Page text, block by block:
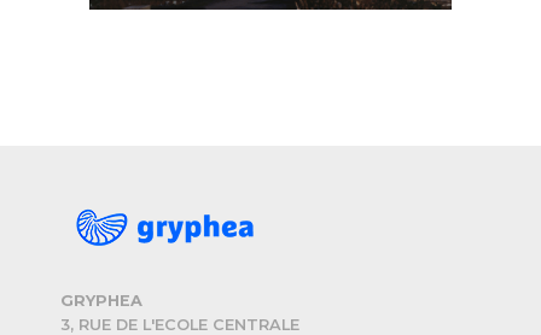
GRYPHEA
3, RUE DE L'ECOLE CENTRALE